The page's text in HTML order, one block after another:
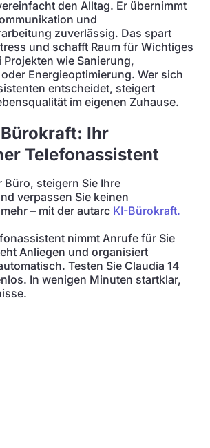
den Alltag. Er übernimmt
und
zuverlässig. Das spart
und schafft Raum für Wichtiges
wie Sanierung,
Energieoptimierung. Wer sich
entscheidet, steigert
im eigenen Zuhause.
Ihr
Telefonassistent
Büro, steigern Sie Ihre
verpassen Sie keinen
– mit der autarc KI-Bürokraft.
nimmt Anrufe für Sie
Anliegen und organisiert
Testen Sie Claudia 14
In wenigen Minuten startklar,